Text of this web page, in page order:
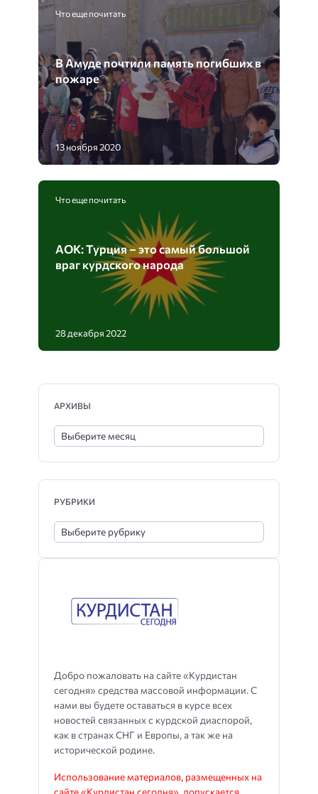
Что еще почитать
В Амуде почтили память погибших в
пожаре
13 ноября 2020
Что еще почитать
АОК: Турция – это самый большой
враг курдского народа
28 декабря 2022
Добро пожаловать на сайте «Курдистан
сегодня» средства массовой информации. С
нами вы будете оставаться в курсе всех
новостей связанных с курдской диаспорой,
как в странах СНГ и Европы, а так же на
исторической родине.
Использование материалов, размещенных на
сайте «Курдистан сегодня», допускается
АРХИВЫ
РУБРИКИ